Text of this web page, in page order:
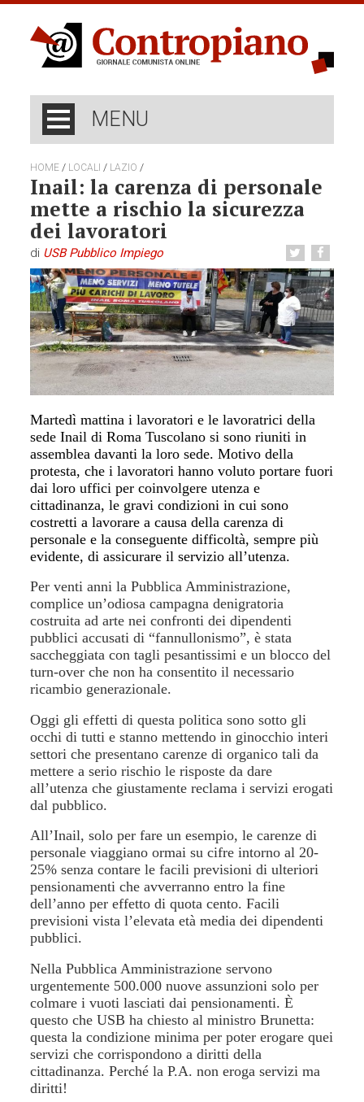
MENU
HOME / LOCALI / LAZIO /
Inail: la carenza di personale
mette a rischio la sicurezza
dei lavoratori
di USB Pubblico Impiego
Martedì mattina i lavoratori e le lavoratrici della
sede Inail di Roma Tuscolano si sono riuniti in
assemblea davanti la loro sede. Motivo della
protesta, che i lavoratori hanno voluto portare fuori
dai loro uffici per coinvolgere utenza e
cittadinanza, le gravi condizioni in cui sono
costretti a lavorare a causa della carenza di
personale e la conseguente difficoltà, sempre più
evidente, di assicurare il servizio all’utenza.
Per venti anni la Pubblica Amministrazione,
complice un’odiosa campagna denigratoria
costruita ad arte nei confronti dei dipendenti
pubblici accusati di “fannullonismo”, è stata
saccheggiata con tagli pesantissimi e un blocco del
turn-over che non ha consentito il necessario
ricambio generazionale.
Oggi gli effetti di questa politica sono sotto gli
occhi di tutti e stanno mettendo in ginocchio interi
settori che presentano carenze di organico tali da
mettere a serio rischio le risposte da dare
all’utenza che giustamente reclama i servizi erogati
dal pubblico.
All’Inail, solo per fare un esempio, le carenze di
personale viaggiano ormai su cifre intorno al 20-
25% senza contare le facili previsioni di ulteriori
pensionamenti che avverranno entro la fine
dell’anno per effetto di quota cento. Facili
previsioni vista l’elevata età media dei dipendenti
pubblici.
Nella Pubblica Amministrazione servono
urgentemente 500.000 nuove assunzioni solo per
colmare i vuoti lasciati dai pensionamenti. È
questo che USB ha chiesto al ministro Brunetta:
questa la condizione minima per poter erogare quei
servizi che corrispondono a diritti della
cittadinanza. Perché la P.A. non eroga servizi ma
diritti!